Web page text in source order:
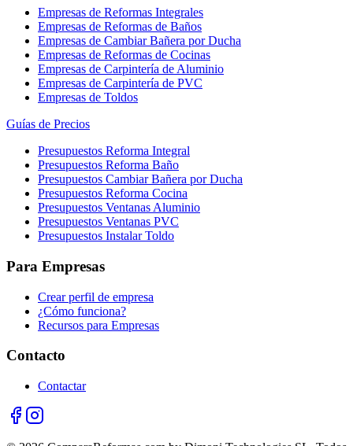
Empresas de Reformas Integrales
Empresas de Reformas de Baños
Empresas de Cambiar Bañera por Ducha
Empresas de Reformas de Cocinas
Empresas de Carpintería de Aluminio
Empresas de Carpintería de PVC
Empresas de Toldos
Guías de Precios
Presupuestos Reforma Integral
Presupuestos Reforma Baño
Presupuestos Cambiar Bañera por Ducha
Presupuestos Reforma Cocina
Presupuestos Ventanas Aluminio
Presupuestos Ventanas PVC
Presupuestos Instalar Toldo
Para Empresas
Crear perfil de empresa
¿Cómo funciona?
Recursos para Empresas
Contacto
Contactar